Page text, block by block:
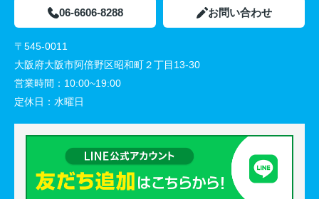
06-6606-8288 お問い合わせ
〒545-0011
大阪府大阪市阿倍野区昭和町２丁目13-30
営業時間： 10:00~19:00
定休日： 水曜日